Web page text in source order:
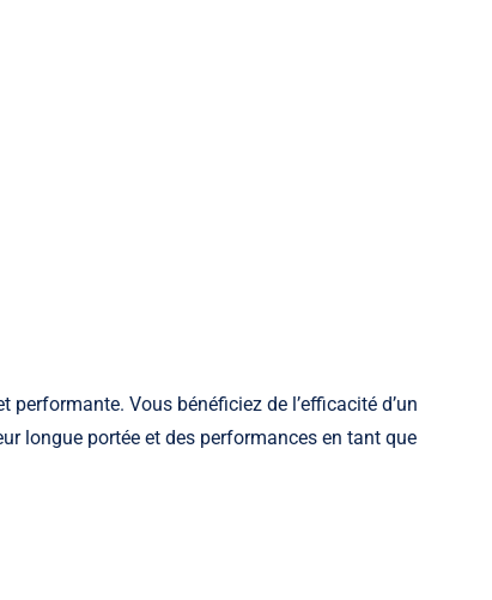
Vous bénéficiez de l’efficacité d’un
longue portée et des performances en tant que